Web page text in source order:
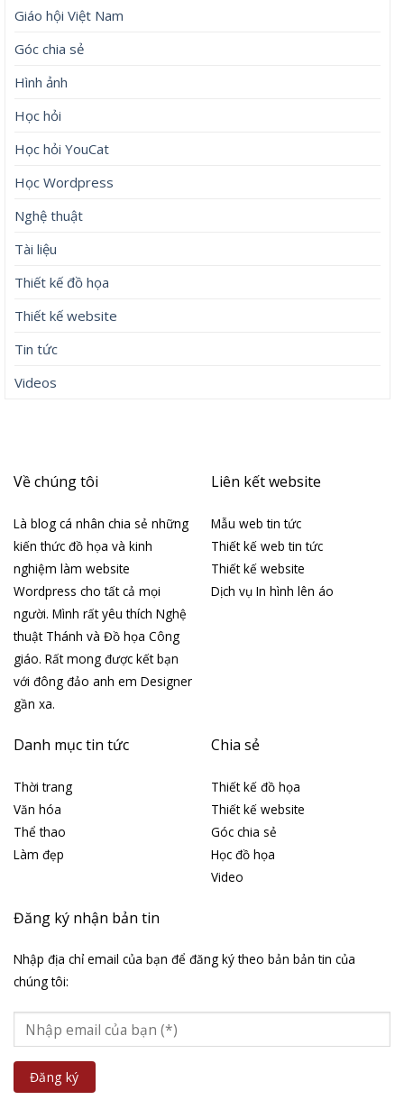
Giáo hội Việt Nam
Góc chia sẻ
Hình ảnh
Học hỏi
Học hỏi YouCat
Học Wordpress
Nghệ thuật
Tài liệu
Thiết kế đồ họa
Thiết kế website
Tin tức
Videos
Về chúng tôi
Là blog cá nhân chia sẻ những
kiến thức đồ họa và kinh
nghiệm làm website
Wordpress cho tất cả mọi
người. Mình rất yêu thích Nghệ
thuật Thánh và Đồ họa Công
giáo. Rất mong được kết bạn
với đông đảo anh em Designer
gần xa.
Liên kết website
Mẫu web tin tức
Thiết kế web tin tức
Thiết kế website
Dịch vụ In hình lên áo
Danh mục tin tức
Thời trang
Văn hóa
Thể thao
Làm đẹp
Chia sẻ
Thiết kế đồ họa
Thiết kế website
Góc chia sẻ
Học đồ họa
Video
Đăng ký nhận bản tin
Nhập địa chỉ email của bạn để đăng ký theo bản bản tin của
chúng tôi: